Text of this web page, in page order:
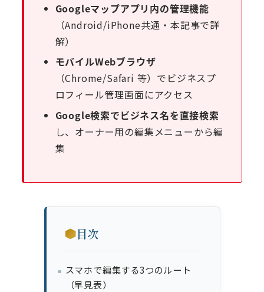
Googleマップアプリ内の管理機能
（Android/iPhone共通・本記事で詳
解）
モバイルWebブラウザ
（Chrome/Safari 等）でビジネスプ
ロフィール管理画面にアクセス
Google検索でビジネス名を直接検索
し、オーナー用の編集メニューから編
集
目次
スマホで編集する3つのルート
（早見表）